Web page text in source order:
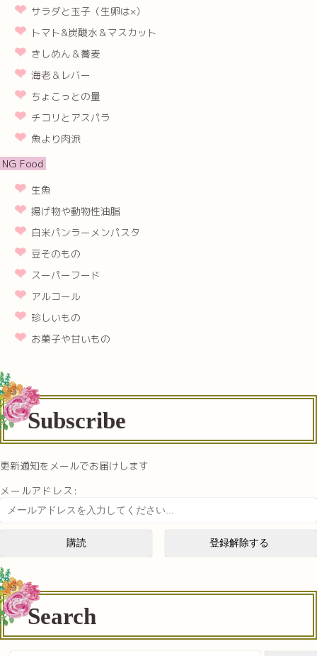
サラダと玉子（生卵は×）
トマト&炭酸水＆マスカット
きしめん＆蕎麦
海老＆レバー
ちょこっとの量
チコリとアスパラ
魚より肉派
NG Food
生魚
揚げ物や動物性油脂
白米パンラーメンパスタ
豆そのもの
スーパーフード
アルコール
珍しいもの
お菓子や甘いもの
Subscribe
更新通知をメールでお届けします
メールアドレス:
Search